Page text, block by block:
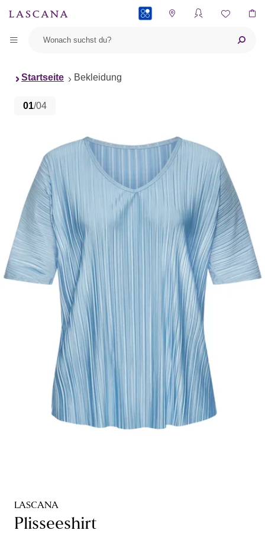
Startseite Bekleidung
01/04
LASCANA
Plisseeshirt